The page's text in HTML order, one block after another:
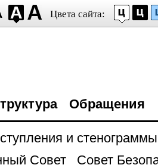
Цвета сайта:
Обращения
и стенограммы
Совет
Совет